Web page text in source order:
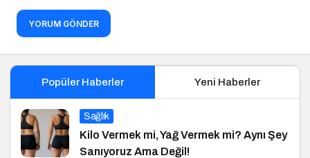
YORUM GÖNDER
Popüler Haberler Yeni Haberler
Sağlık
Kilo Vermek mi, Yağ Vermek mi? Aynı Şey
Sanıyoruz Ama Değil!